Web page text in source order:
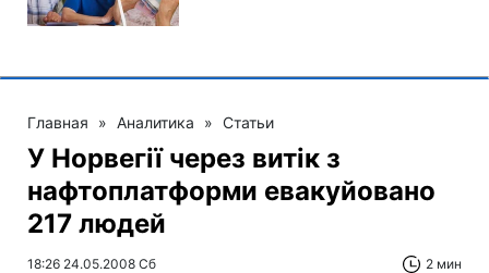
Главная » Аналитика » Статьи
У Норвегії через витік з
нафтоплатформи евакуйовано
217 людей
18:26 24.05.2008 Сб 2 мин